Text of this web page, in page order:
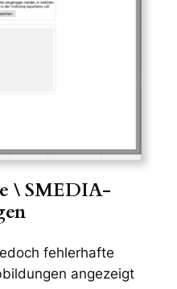
\SMEDIA-
fehlerhafte
angezeigt